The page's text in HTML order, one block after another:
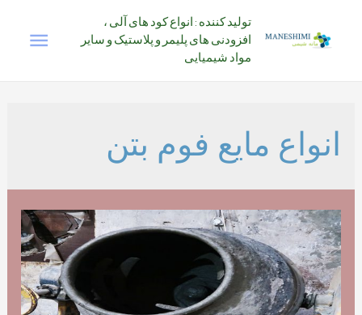
تولید کننده : انواع کود های آلی ،
افزودنی های پلیمر و پلاستیک و سایر
مواد شیمیایی
انواع مایع فوم بتن